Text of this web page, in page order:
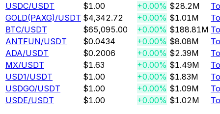
USDC/USDT $1.00 +0.00% $28.2M
GOLD(PAXG)/USDT $4,342.72 +0.00% $1.01M
BTC/USDT $65,095.00 +0.00% $188.81M
ANTFUN/USDT $0.0434 +0.00% $8.08M
ADA/USDT $0.2006 +0.00% $2.39M
MX/USDT $1.63 +0.00% $1.49M
USD1/USDT $1.00 +0.00% $1.83M
USDGO/USDT $1.00 +0.00% $1.09M
USDE/USDT $1.00 +0.00% $1.02M